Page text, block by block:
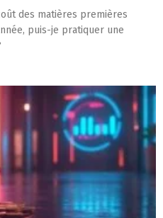
des matières premières
puis-je pratiquer une